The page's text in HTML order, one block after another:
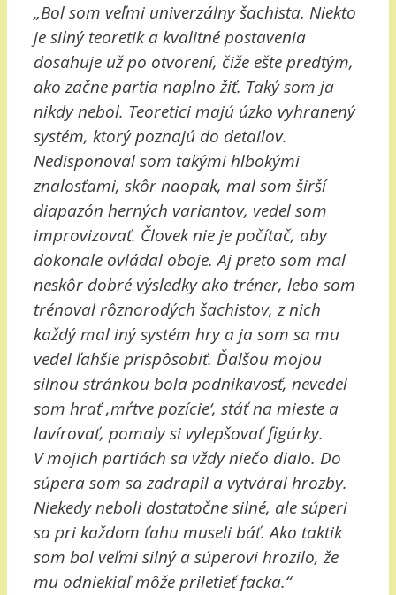
„Bol som veľmi univerzálny šachista. Niekto
je silný teoretik a kvalitné postavenia
dosahuje už po otvorení, čiže ešte predtým,
ako začne partia naplno žiť. Taký som ja
nikdy nebol. Teoretici majú úzko vyhranený
systém, ktorý poznajú do detailov.
Nedisponoval som takými hlbokými
znalosťami, skôr naopak, mal som širší
diapazón herných variantov, vedel som
improvizovať. Človek nie je počítač, aby
dokonale ovládal oboje. Aj preto som mal
neskôr dobré výsledky ako tréner, lebo som
trénoval rôznorodých šachistov, z nich
každý mal iný systém hry a ja som sa mu
vedel ľahšie prispôsobiť. Ďalšou mojou
silnou stránkou bola podnikavosť, nevedel
som hrať ‚mŕtve pozície‘, stáť na mieste a
lavírovať, pomaly si vylepšovať figúrky.
V mojich partiách sa vždy niečo dialo. Do
súpera som sa zadrapil a vytváral hrozby.
Niekedy neboli dostatočne silné, ale súperi
sa pri každom ťahu museli báť. Ako taktik
som bol veľmi silný a súperovi hrozilo, že
mu odniekiaľ môže priletieť facka.“